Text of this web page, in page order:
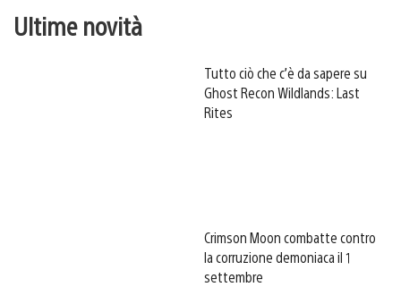
Ultime novità
Tutto ciò che c’è da sapere su
Ghost Recon Wildlands: Last
Rites
Crimson Moon combatte contro
la corruzione demoniaca il 1
settembre